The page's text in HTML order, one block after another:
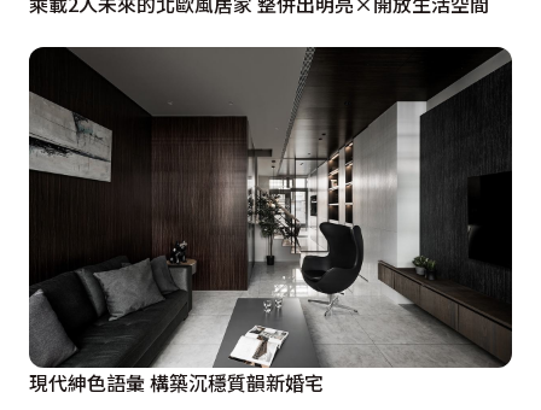
現代紳色語彙 構築沉穩質韻新婚宅